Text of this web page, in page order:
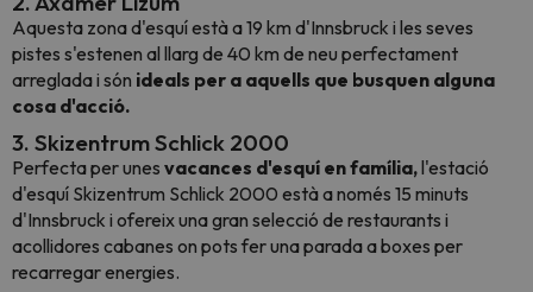
Aquesta zona d'esquí està a 19 km d'Innsbruck i les seves
pistes s'estenen al llarg de 40 km de neu perfectament
arreglada i són ideals per a aquells que busquen alguna
cosa d'acció.
3. Skizentrum Schlick 2000
Perfecta per unes vacances d'esquí en família,l'estació
d'esquí Skizentrum Schlick 2000 està a només 15 minuts
d'Innsbruck i ofereix una gran selecció de restaurants i
acollidores cabanes on pots fer una parada a boxes per
recarregar energies.